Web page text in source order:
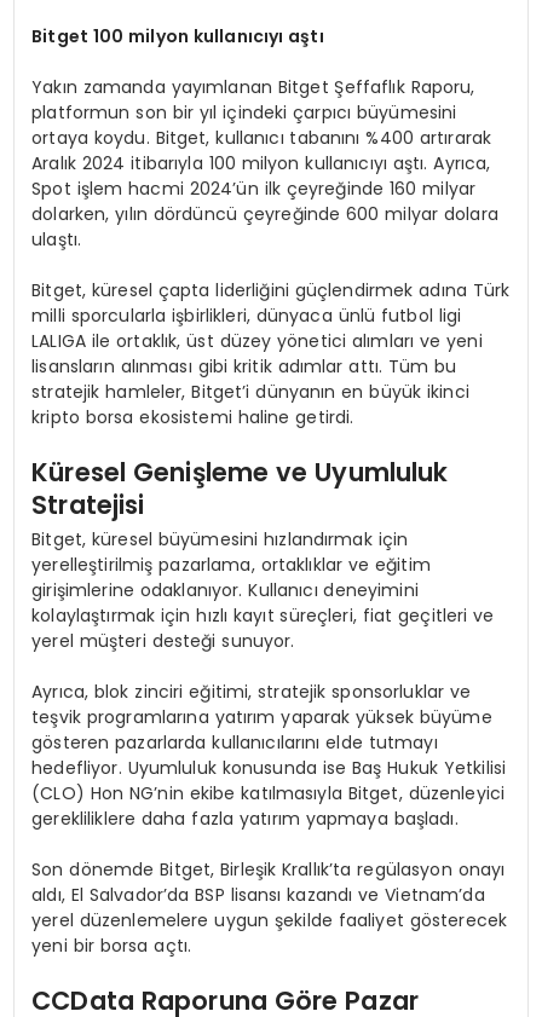
Bitget 100 milyon kullanıcıyı aştı
Yakın zamanda yayımlanan Bitget Şeffaflık Raporu,
platformun son bir yıl içindeki çarpıcı büyümesini
ortaya koydu. Bitget, kullanıcı tabanını %400 artırarak
Aralık 2024 itibarıyla 100 milyon kullanıcıyı aştı. Ayrıca,
Spot işlem hacmi 2024’ün ilk çeyreğinde 160 milyar
dolarken, yılın dördüncü çeyreğinde 600 milyar dolara
ulaştı.
Bitget, küresel çapta liderliğini güçlendirmek adına Türk
milli sporcularla işbirlikleri, dünyaca ünlü futbol ligi
LALIGA ile ortaklık, üst düzey yönetici alımları ve yeni
lisansların alınması gibi kritik adımlar attı. Tüm bu
stratejik hamleler, Bitget’i dünyanın en büyük ikinci
kripto borsa ekosistemi haline getirdi.
Küresel Genişleme ve Uyumluluk
Stratejisi
Bitget, küresel büyümesini hızlandırmak için
yerelleştirilmiş pazarlama, ortaklıklar ve eğitim
girişimlerine odaklanıyor. Kullanıcı deneyimini
kolaylaştırmak için hızlı kayıt süreçleri, fiat geçitleri ve
yerel müşteri desteği sunuyor.
Ayrıca, blok zinciri eğitimi, stratejik sponsorluklar ve
teşvik programlarına yatırım yaparak yüksek büyüme
gösteren pazarlarda kullanıcılarını elde tutmayı
hedefliyor. Uyumluluk konusunda ise Baş Hukuk Yetkilisi
(CLO) Hon NG’nin ekibe katılmasıyla Bitget, düzenleyici
gerekliliklere daha fazla yatırım yapmaya başladı.
Son dönemde Bitget, Birleşik Krallık’ta regülasyon onayı
aldı, El Salvador’da BSP lisansı kazandı ve Vietnam’da
yerel düzenlemelere uygun şekilde faaliyet gösterecek
yeni bir borsa açtı.
CCData Raporuna Göre Pazar